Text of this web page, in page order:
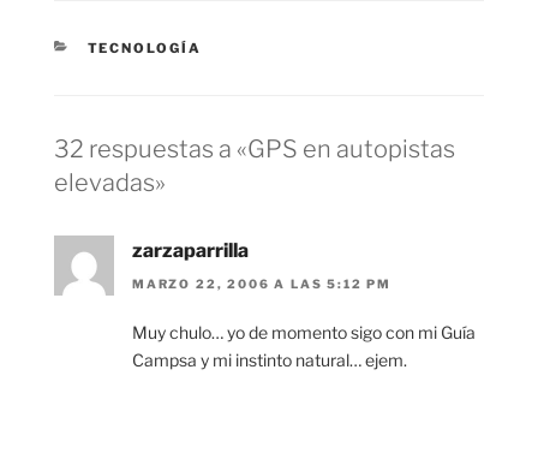
CATEGORÍAS
TECNOLOGÍA
32 respuestas a «GPS en autopistas
elevadas»
zarzaparrilla
MARZO 22, 2006 A LAS 5:12 PM
Muy chulo… yo de momento sigo con mi Guía
Campsa y mi instinto natural… ejem.